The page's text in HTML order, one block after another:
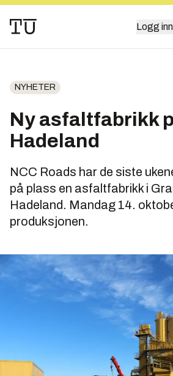
Logg inn
NYHETER
Ny asfaltfabrikk
Hadeland
NCC Roads har de siste
på plass en asfaltfabrikk i
Hadeland. Mandag 14.
produksjonen.